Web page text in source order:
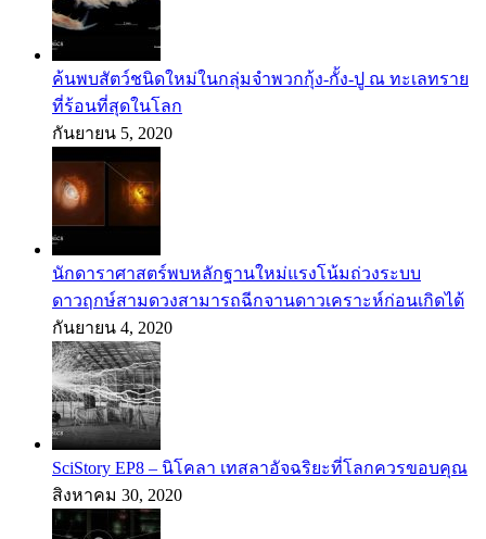
ค้นพบสัตว์ชนิดใหม่ในกลุ่มจำพวกกุ้ง-กั้ง-ปู ณ ทะเลทราย
ที่ร้อนที่สุดในโลก
กันยายน 5, 2020
นักดาราศาสตร์พบหลักฐานใหม่แรงโน้มถ่วงระบบ
ดาวฤกษ์สามดวงสามารถฉีกจานดาวเคราะห์ก่อนเกิดได้
กันยายน 4, 2020
SciStory EP8 – นิโคลา เทสลาอัจฉริยะที่โลกควรขอบคุณ
สิงหาคม 30, 2020